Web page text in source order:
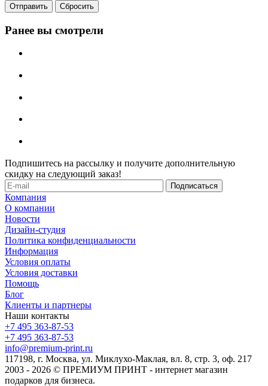
Отправить Сбросить
Ранее вы смотрели
Подпишитесь на рассылку и получите дополнительную
скидку на следующий заказ!
Компания
О компании
Новости
Дизайн-студия
Политика конфиденциальности
Информация
Условия оплаты
Условия доставки
Помощь
Блог
Клиенты и партнеры
Наши контакты
+7 495 363-87-53
+7 495 363-87-53
info@premium-print.ru
117198, г. Москва, ул. Миклухо-Маклая, вл. 8, стр. 3, оф. 217
2003 - 2026 © ПРЕМИУМ ПРИНТ - интернет магазин
подарков для бизнеса.